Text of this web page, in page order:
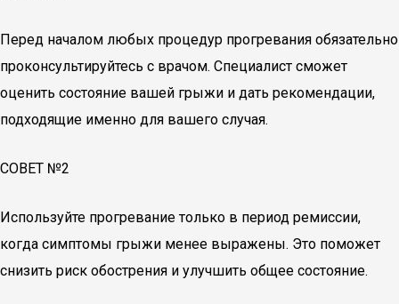
Перед началом любых процедур прогревания обязательно
проконсультируйтесь с врачом. Специалист сможет
оценить состояние вашей грыжи и дать рекомендации,
подходящие именно для вашего случая.
СОВЕТ №2
Используйте прогревание только в период ремиссии,
когда симптомы грыжи менее выражены. Это поможет
снизить риск обострения и улучшить общее состояние.